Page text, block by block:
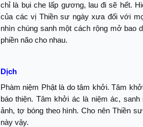
chỉ là bụi che lấp gương, lau đi sẽ hết.
của các vị Thiền sư ngày xưa đối với
nhìn chúng sanh một cách rộng mở bao
phiền não cho nhau.
Dịch
Phàm niệm Phật là do tâm khởi. Tâm
báo thiện. Tâm khởi ác là niệm ác,
ảnh, tợ bóng theo hình. Cho nên Thiền
này vậy.